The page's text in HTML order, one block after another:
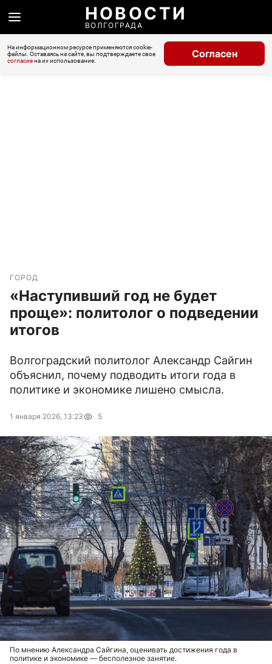
НОВОСТИ
ВОЛГОГРАДА
На информационном ресурсе применяются cookie-
файлы. Оставаясь на сайте, вы подтверждаете свое
согласиена их использование.
Согласен
ГОРОД
«Наступивший год не будет
проще»: политолог о подведении
итогов
Волгоградский политолог Александр Сайгин
объяснил, почему подводить итоги года в
политике и экономике лишено смысла.
1 января 2026, 13:23 5
По мнению Александра Сайгина, оценивать достижения года в
политике и экономике — бесполезное занятие.